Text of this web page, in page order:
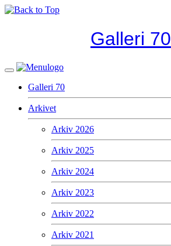
Galleri 70
Galleri 70
Arkivet
Arkiv 2026
Arkiv 2025
Arkiv 2024
Arkiv 2023
Arkiv 2022
Arkiv 2021